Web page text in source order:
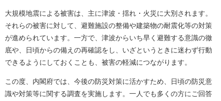
大規模地震による被害は、主に津波・揺れ・火災に大別されます。
それらの被害に対して、避難施設の整備や建築物の耐震化等の対策
が進められています。一方で、津波からいち早く避難する意識の徹
底や、日頃からの備えの再確認をし、いざというときに迷わず行動
できるようにしておくことも、被害の軽減につながります。
この度、内閣府では、今後の防災対策に活かすため、日頃の防災意
識や対策等に関する調査を実施します。一人でも多くの方にご回答